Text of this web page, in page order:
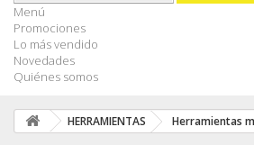
Menú
Promociones
Lo más vendido
Novedades
Quiénes somos
HERRAMIENTAS Herramientas